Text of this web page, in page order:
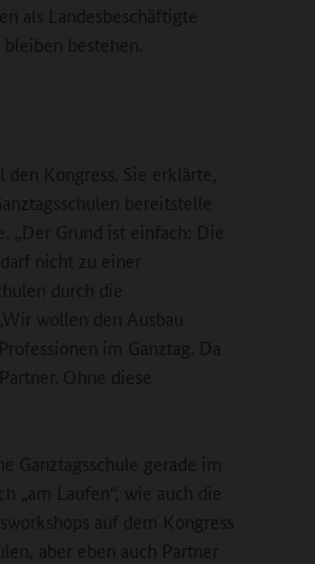
als Landesbeschäftigte
bestehen.
Kongress. Sie erklärte,
bereitstelle
„Der Grund ist einfach: Die
nicht zu einer
durch die
wollen den Ausbau
im Ganztag. Da
Ohne diese
Ganztagsschule gerade im
„am Laufen“, wie auch die
auf dem Kongress
aber eben auch Partner